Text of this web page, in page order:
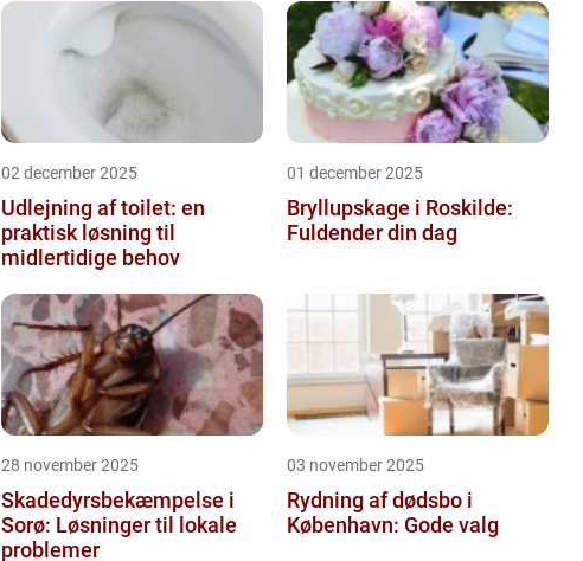
02 december 2025
Udlejning af toilet: en
praktisk løsning til
midlertidige behov
01 december 2025
Bryllupskage i Roskilde:
Fuldender din dag
28 november 2025
Skadedyrsbekæmpelse i
Sorø: Løsninger til lokale
problemer
03 november 2025
Rydning af dødsbo i
København: Gode valg